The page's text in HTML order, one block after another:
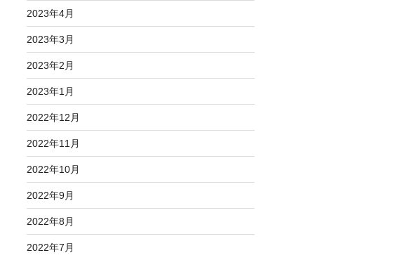
2023年4月
2023年3月
2023年2月
2023年1月
2022年12月
2022年11月
2022年10月
2022年9月
2022年8月
2022年7月